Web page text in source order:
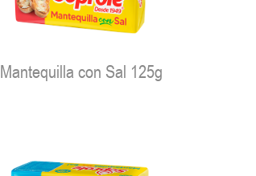
Mantequilla con Sal 125g